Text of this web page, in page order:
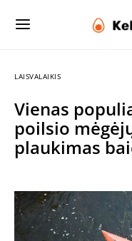
LAISVALAIKIS
Vienas
poilsio
plaukimas